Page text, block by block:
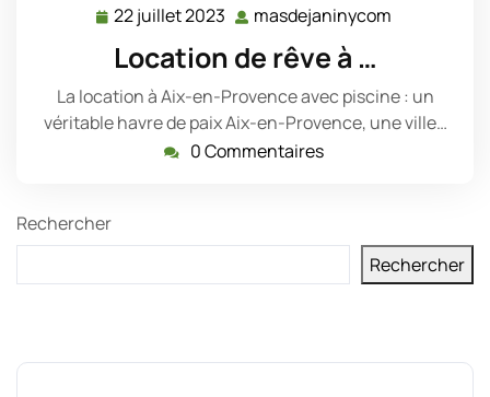
22 juillet 2023 22
juillet
2023
masdejaninycom
Location de rêve à …
La location à Aix-en-Provence avec piscine : un
véritable havre de paix Aix-en-Provence, une ville…
0 Commentaires
Rechercher
Rechercher